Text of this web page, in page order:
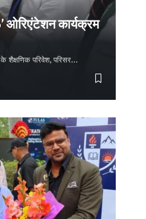
ओरिएंटेशन कार्यक्रम
के शैक्षणिक परिवेश, परिसर…